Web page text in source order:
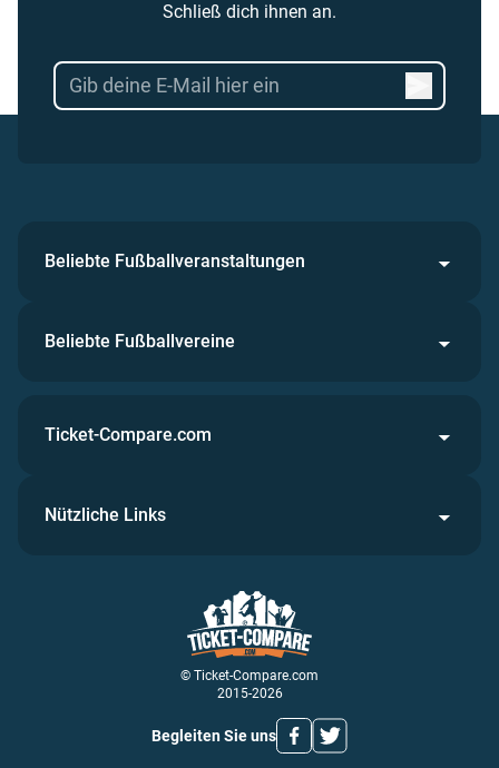
Schließ dich ihnen an.
Beliebte Fußballveranstaltungen
Beliebte Fußballvereine
© Ticket-Compare.com
2015-2026
Begleiten Sie uns
Ticket-Compare.com
Nützliche Links